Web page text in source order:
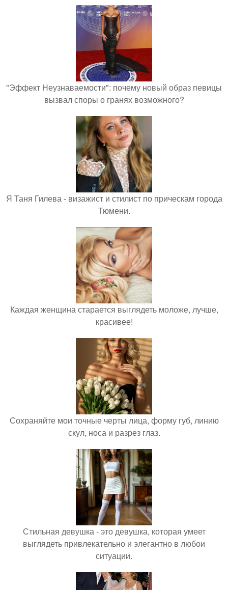
"Эффект Неузнаваемости": почему новый образ певицы
вызвал споры о гранях возможного?
Я Таня Гилева - визажист и стилист по прическам города
Тюмени.
Каждая женщина старается выглядеть моложе, лучше,
красивее!
Сохраняйте мои точные черты лица, форму губ, линию
скул, носа и разрез глаз.
Стильная девушка - это девушка, которая умеет
выглядеть привлекательно и элегантно в любои
ситуации.